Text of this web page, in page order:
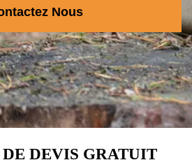
Nous
DEVIS GRATUIT